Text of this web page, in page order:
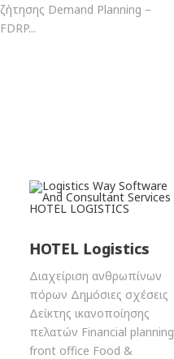
ζήτησης Demand Planning –
FDRP...
HOTEL Logistics
Διαχείριση ανθρωπίνων
πόρων Δημόσιες σχέσεις
Δείκτης ικανοποίησης
πελατών Financial
front office Food &